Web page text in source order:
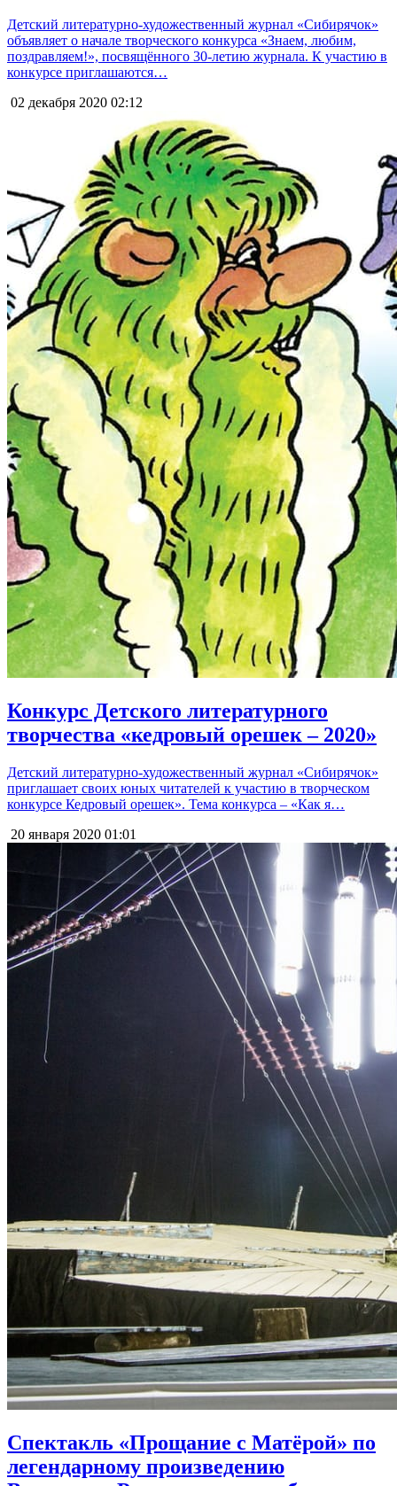
Детский литературно-художественный журнал «Сибирячок»
объявляет о начале творческого конкурса «Знаем, любим,
поздравляем!», посвящённого 30-летию журнала. К участию в
конкурсе приглашаются…
02 декабря 2020 02:12
Конкурс Детского литературного
творчества «кедровый орешек – 2020»
Детский литературно-художественный журнал «Сибирячок»
приглашает своих юных читателей к участию в творческом
конкурсе Кедровый орешек». Тема конкурса – «Как я…
20 января 2020 01:01
Спектакль «Прощание с Матёрой» по
легендарному произведению